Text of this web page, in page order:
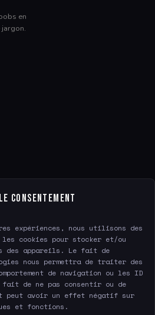
consentement
expériences, nous utilisons des
cookies pour stocker et/ou
des appareils. Le fait de
nous permettra de traiter des
de navigation ou les ID
de ne pas consentir ou de
peut avoir un effet négatif sur
et fonctions.
en